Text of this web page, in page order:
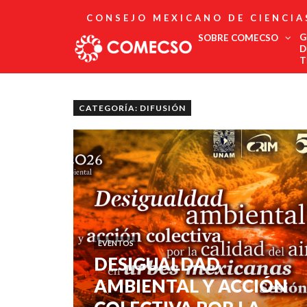
CONSEJO MEXICANO DE
SOBRE COMECSO
Estatutos
Fundadores
Publicaciones
Comité Editorial
Boletín
CATEGORÍA: DIFUSIÓN
EVENTOS
DESIGUALDAD
AMBIENTAL Y ACCIÓN